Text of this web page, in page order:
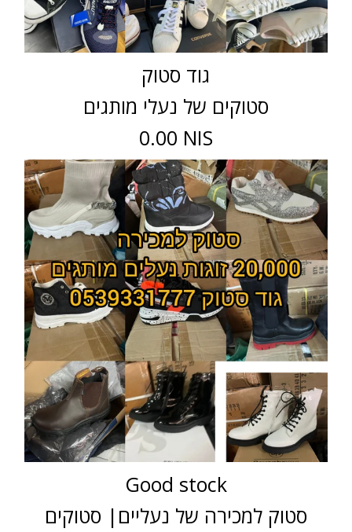
גוד סטוק
סטוקים של נעלי מותגים
0.00 NIS
Good stock
סטוק למכירה של נעליים| סטוקים